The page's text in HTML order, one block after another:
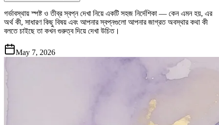
গর্ভাবস্থায় স্পষ্ট ও তীব্র স্বপ্ন দেখা নিয়ে একটি সহজ নির্দেশিকা — কেন এমন হয়, এর
অর্থ কী, সাধারণ কিছু বিষয় এবং আপনার স্বপ্নগুলো আপনার জাগ্রত অবস্থার কথা কী
বলতে চাইছে তা কখন গুরুত্ব দিয়ে দেখা উচিত।
May 7, 2026